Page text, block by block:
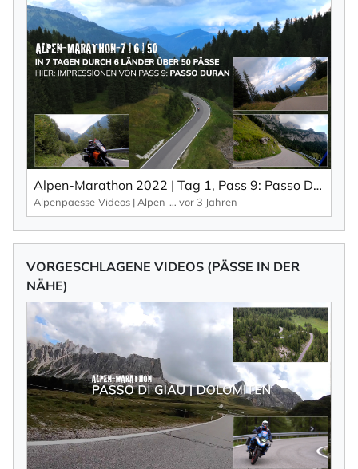
Alpen-Marathon 2022 | Tag 1, Pass 9: Passo Duran – von Longarone nach Agordo. Impressionen aus: 7 Tage | 6 Länder | 50 Pässe.
Alpenpaesse-Videos | Alpen-Marathon vor 3 Jahren
VORGESCHLAGENE VIDEOS (PÄSSE IN DER
NÄHE)